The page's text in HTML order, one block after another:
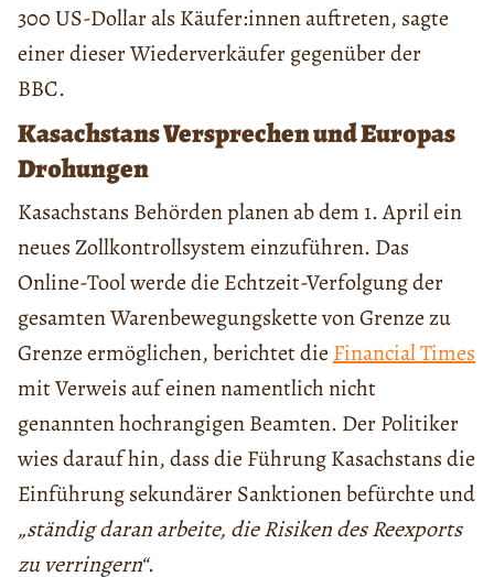
300 US-Dollar als Käufer:innen auftreten, sagte
einer dieser Wiederverkäufer gegenüber der
BBC.
Kasachstans Versprechen und Europas
Drohungen
Kasachstans Behörden planen ab dem 1. April ein
neues Zollkontrollsystem einzuführen. Das
Online-Tool werde die Echtzeit-Verfolgung der
gesamten Warenbewegungskette von Grenze zu
Grenze ermöglichen, berichtet die Financial Times
mit Verweis auf einen namentlich nicht
genannten hochrangigen Beamten. Der Politiker
wies darauf hin, dass die Führung Kasachstans die
Einführung sekundärer Sanktionen befürchte und
„ständig daran arbeite, die Risiken des Reexports
zu verringern“.